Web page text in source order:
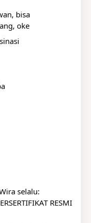
bisa
oke
selalu:
RESMI